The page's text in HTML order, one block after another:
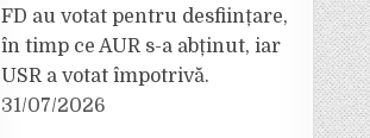
FD au votat pentru desființare,
în timp ce AUR s-a abținut, iar
USR a votat împotrivă.
31/07/2026